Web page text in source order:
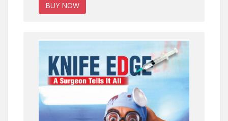
BUY NOW